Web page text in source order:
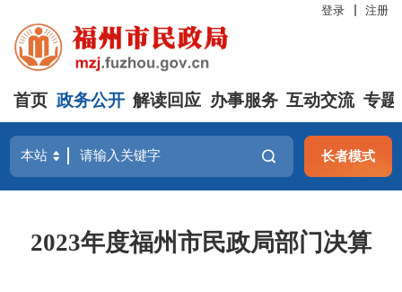
登录 注册
首页 政务公开 解读回应 办事服务 互动交流 专题
长者模式
2023年度福州市民政局部门决算